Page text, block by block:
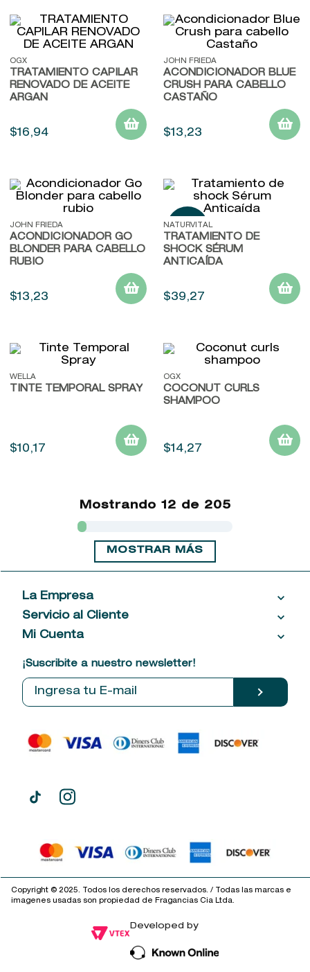
OGX
TRATAMIENTO CAPILAR
RENOVADO DE ACEITE
ARGAN
$16,94
JOHN FRIEDA
ACONDICIONADOR BLUE
CRUSH PARA CABELLO
CASTAÑO
$13,23
JOHN FRIEDA
ACONDICIONADOR GO
BLONDER PARA CABELLO
RUBIO
$13,23
NATURVITAL
TRATAMIENTO DE
SHOCK SÉRUM
ANTICAÍDA
$39,27
WELLA
TINTE TEMPORAL SPRAY
$10,17
OGX
COCONUT CURLS
SHAMPOO
$14,27
Mostrando 12 de 205
MOSTRAR MÁS
La Empresa
Acerca de las Fragancias
Ventas al por mayor
Política de entrega
Tiendas
Servicio al Cliente
Contáctanos
Comprobantes electrónicos
Mi Cuenta
¡Suscribite a nuestro newsletter!
Copyright © 2025. Todos los derechos reservados. / Todas las marcas e
imagenes usadas son propiedad de Fragancias Cia Ltda.
Developed by